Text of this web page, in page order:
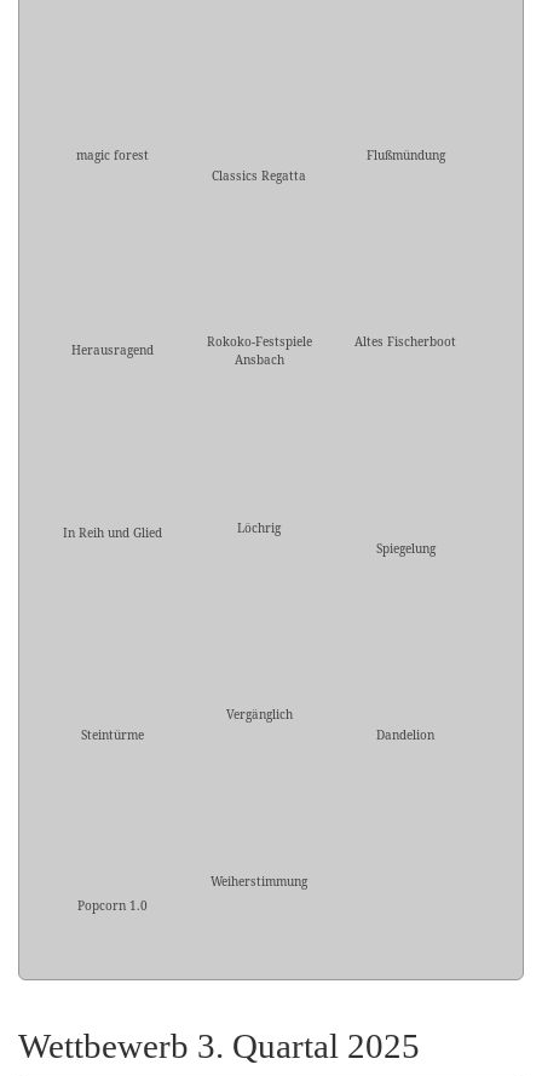
magic forest
Classics Regatta
Flußmündung
Herausragend
Rokoko-Festspiele
Ansbach
Altes Fischerboot
In Reih und Glied
Löchrig
Spiegelung
Steintürme
Vergänglich
Dandelion
Popcorn 1.0
Weiherstimmung
Wettbewerb 3. Quartal 2025